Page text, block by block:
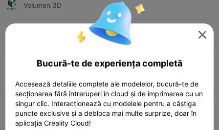
Volumen 3D
Print Settings Adaugă Household  Home Decorations & Ornaments 
 Adaugă configurația de imprimare
Câștigă mai multe puncte
250 

Bucură-te de experiența completă
Accesează detaliile complete ale modelelor, bucură-te de
secționarea fără întreruperi în cloud și de imprimarea cu un
singur clic. Interacționează cu modelele pentru a câștiga
puncte exclusive și a debloca mai multe surprize, doar în
aplicația Creality Cloud!